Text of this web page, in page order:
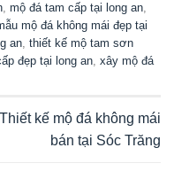
, mộ đá tam cấp tại long an,
mộ đá không mái đẹp tại
an, thiết kế mộ tam sơn
đẹp tại long an, xây mộ đá
Thiết kế mộ đá không mái
bán tại Sóc Trăng